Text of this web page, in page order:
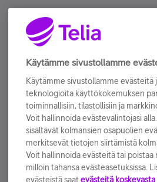
Älä jää paitsi – osallistu
Tilaa Telian uutiskirje ja olet
sähköpostiisi.
Tilaa nyt
Käytämme sivustollamme
Käytämme sivustollamme evästeitä
teknologioita käyttökokemuksen
toiminnallisiin, tilastollisiin ja
Voit hallinnoida evästevalintojasi
sisältävät kolmansien osapuolien
merkitsevät tietojen siirtämistä
Voit hallinnoida evästeitä tai poistaa
milloin tahansa evästeasetuksissa.
evästeistä saat evästeitä koskevasta